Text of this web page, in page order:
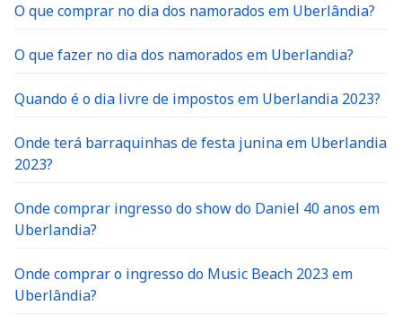
O que comprar no dia dos namorados em Uberlândia?
O que fazer no dia dos namorados em Uberlandia?
Quando é o dia livre de impostos em Uberlandia 2023?
Onde terá barraquinhas de festa junina em Uberlandia
2023?
Onde comprar ingresso do show do Daniel 40 anos em
Uberlandia?
Onde comprar o ingresso do Music Beach 2023 em
Uberlândia?